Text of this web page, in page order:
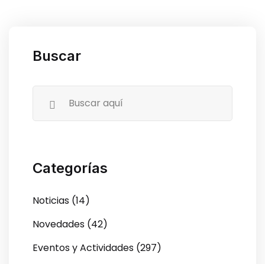
Buscar
Categorías
Noticias (14)
Novedades (42)
Eventos y Actividades (297)